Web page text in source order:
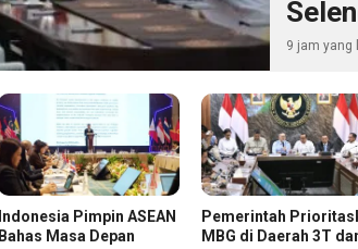
9 jam yang
Indonesia Pimpin ASEAN
Bahas Masa Depan
Pemerintah
MBG di Daerah 3T